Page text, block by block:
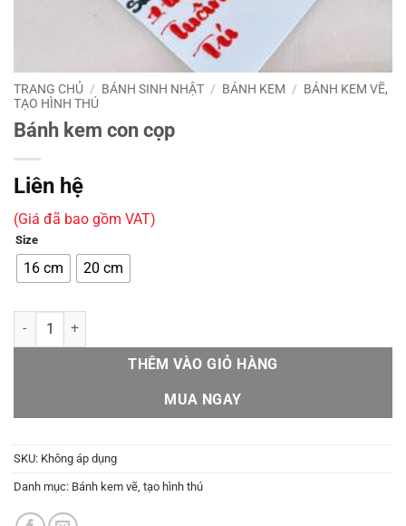
TRANG CHỦ / BÁNH SINH NHẬT / BÁNH KEM / BÁNH KEM VẼ,
TẠO HÌNH THÚ
Bánh kem con cọp
Liên hệ
(Giá đã bao gồm VAT)
Size
16 cm 20 cm
Bánh kem con cọp số lượng
THÊM VÀO GIỎ HÀNG
MUA NGAY
SKU: Không áp dụng
Danh mục: Bánh kem vẽ, tạo hình thú